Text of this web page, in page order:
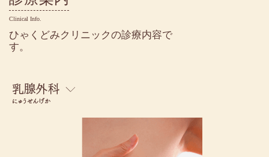
Clinical Info.
ひゃくどみクリニックの診療内容で
す。